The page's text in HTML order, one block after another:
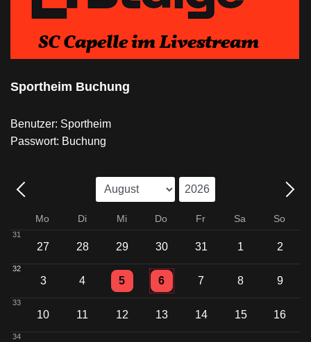
Sportheim Buchung
Benutzer: Sportheim
Passwort: Buchung
Mo Di Mi Do Fr Sa So
31
27 28 29 30 31 1 2
32
3 4 5
Einzelne Veranstaltung
6
Einzelne Veranstaltung
7 8 9
33
10 11 12 13 14 15 16
34